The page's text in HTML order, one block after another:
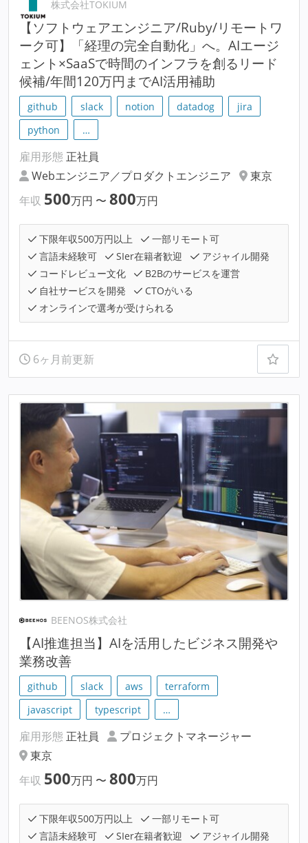
株式会社TOKIUM
【ソフトウェアエンジニア/Ruby/リモートワ
ーク可】「経理の完全自動化」へ。AIエージ
ェント×SaaSで時間のインフラを創るリード
候補/年間120万円までAI活用補助
github slack notion datadog
jira
python
…
雇用形態 正社員
Webエンジニア／プロダクトエンジニア
東京
年収 500万円 〜 800万円
下限年収500万円以上
一部リモート可
言語未経験可
SIer在籍者歓迎
アジャイル開発
コードレビュー文化
B2Bのサービスを運営
自社サービスを開発
CTOがいる
オンラインで選考が受けられる
6ヶ月前更新
BEENOS株式会社
【AI推進担当】AIを活用したビジネス開発や
業務改善
github slack aws
terraform
javascript
typescript …
雇用形態 正社員
プロジェクトマネージャー
東京
年収 500万円 〜 800万円
下限年収500万円以上
一部リモート可
言語未経験可
SIer在籍者歓迎
アジャイル開発